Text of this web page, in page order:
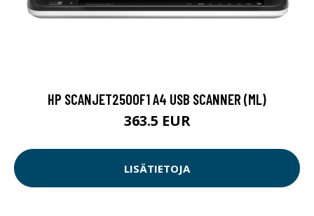
HP SCANJET2500F1 A4 USB SCANNER (ML)
363.5 EUR
LISÄTIETOJA